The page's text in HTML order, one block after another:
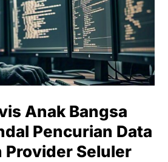
Anak Bangsa
Pencurian Data
Provider Seluler